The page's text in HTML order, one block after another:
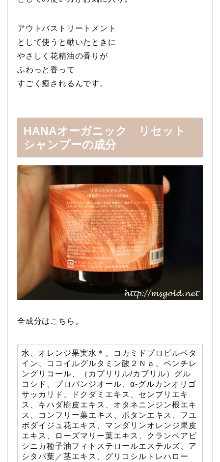
アウトバストリートメント
として使うと動いたときに
やさしく花精油の香りが
ふわっと香って
すごく癒されるんです。
HANAオーガニック リセット
シャンプーの成分
全成分はこちら。
水、オレンジ果実水＊、コカミドプロピルベタ
イン、ココイルグルタミン酸２Ｎａ、ペンチレ
ングリコール、（カプリリル/カプリル）グル
コシド、プロパンジオール、α-グルカンオリゴ
サッカリド、ドクダミエキス、センブリエキ
ス、キハダ樹皮エキス、オタネニンジン根エキ
ス、コンフリー葉エキス、ボタンエキス、フユ
ボダイジュ花エキス、マンダリンオレンジ果皮
エキス、ローズマリー葉エキス、クランベアビ
シニカ種子油フィトステロールエステルズ、ア
シタバ葉／茎エキス、グリコシルトレハロー